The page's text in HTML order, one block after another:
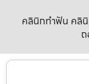
คลินิกทำฟัน คลิ